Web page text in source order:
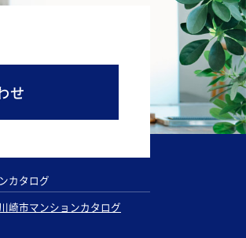
せ
カタログ
崎市マンションカタログ